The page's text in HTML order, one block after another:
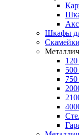
Шкафы